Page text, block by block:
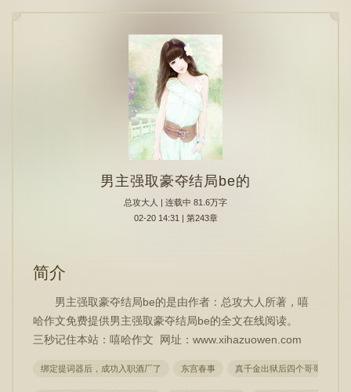
男主强取豪夺结局be的
总攻大人 | 连载中 81.6万字
02-20 14:31 | 第243章
简介
男主强取豪夺结局be的是由作者：总攻大人所著，嘻
哈作文免费提供男主强取豪夺结局be的全文在线阅读。
三秒记住本站：嘻哈作文 网址：www.xihazuowen.com
绑定提词器后，成功入职酒厂了 东宫春事 真千金出狱后四个哥哥跪着求